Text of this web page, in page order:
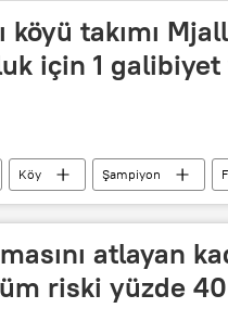
köyü takımı
için 1
Köy Şampiyon
atlayan
riski yüzde